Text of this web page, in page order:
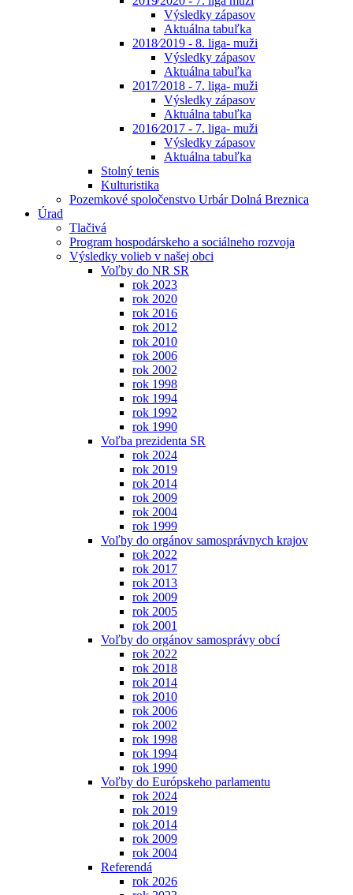
Výsledky zápasov
Aktuálna tabuľka
2018⁄2019 - 8. liga- muži
Výsledky zápasov
Aktuálna tabuľka
2017⁄2018 - 7. liga- muži
Výsledky zápasov
Aktuálna tabuľka
2016⁄2017 - 7. liga- muži
Výsledky zápasov
Aktuálna tabuľka
Stolný tenis
Kulturistika
Pozemkové spoločenstvo Urbár Dolná Breznica
Úrad
Tlačivá
Program hospodárskeho a sociálneho rozvoja
Výsledky volieb v našej obci
Voľby do NR SR
rok 2023
rok 2020
rok 2016
rok 2012
rok 2010
rok 2006
rok 2002
rok 1998
rok 1994
rok 1992
rok 1990
Voľba prezidenta SR
rok 2024
rok 2019
rok 2014
rok 2009
rok 2004
rok 1999
Voľby do orgánov samosprávnych krajov
rok 2022
rok 2017
rok 2013
rok 2009
rok 2005
rok 2001
Voľby do orgánov samosprávy obcí
rok 2022
rok 2018
rok 2014
rok 2010
rok 2006
rok 2002
rok 1998
rok 1994
rok 1990
Voľby do Európskeho parlamentu
rok 2024
rok 2019
rok 2014
rok 2009
rok 2004
Referendá
rok 2026